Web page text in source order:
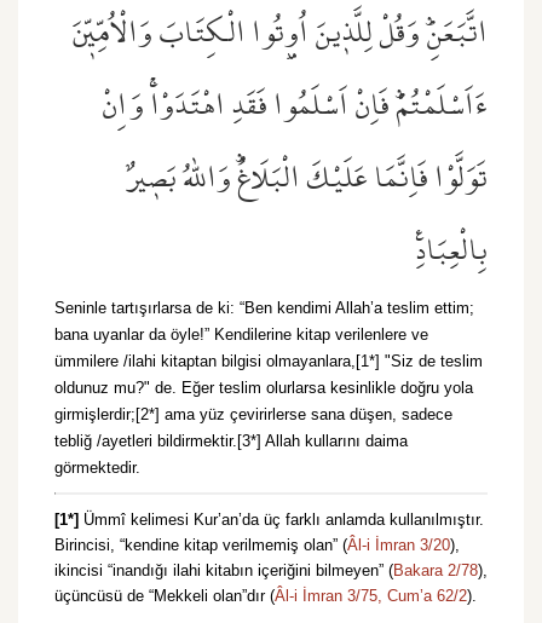
اتَّبَعَنِۜ وَقُلْ لِلَّذ۪ينَ اُو۫تُوا الْكِتَابَ وَالْاُمِّيّ۪نَ
ءَاَسْلَمْتُمْۜ فَاِنْ اَسْلَمُوا فَقَدِ اهْتَدَوْاۚ وَاِنْ
تَوَلَّوْا فَاِنَّمَا عَلَيْكَ الْبَلَاغُۜ وَاللّٰهُ بَص۪يرٌ
بِالْعِبَادِ۟
Seninle tartışırlarsa de ki: “Ben kendimi Allah’a teslim ettim;
bana uyanlar da öyle!” Kendilerine kitap verilenlere ve
ümmilere /ilahi kitaptan bilgisi olmayanlara,[1*] "Siz de teslim
oldunuz mu?" de. Eğer teslim olurlarsa kesinlikle doğru yola
girmişlerdir;[2*] ama yüz çevirirlerse sana düşen, sadece
tebliğ /ayetleri bildirmektir.[3*] Allah kullarını daima
görmektedir.
[1*] Ümmî kelimesi Kur’an’da üç farklı anlamda kullanılmıştır.
Birincisi, “kendine kitap verilmemiş olan” (Âl-i İmran 3/20),
ikincisi “inandığı ilahi kitabın içeriğini bilmeyen” (Bakara 2/78),
üçüncüsü de “Mekkeli olan”dır (Âl-i İmran 3/75, Cum’a 62/2).